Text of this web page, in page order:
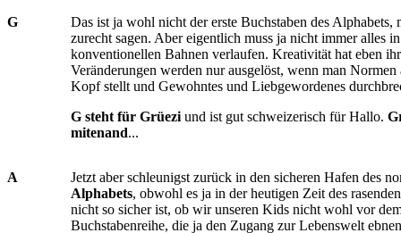
G
Das ist ja wohl nicht der erste Buchstaben des Alphabets,
zurecht sagen. Aber eigentlich muss ja nicht immer alles
konventionellen Bahnen verlaufen. Kreativität hat eben
Veränderungen werden nur ausgelöst, wenn man Normen
Kopf stellt und Gewohntes und Liebgewordenes
G steht für Grüezi und ist gut schweizerisch für Hallo.
mitenand...
A
Jetzt aber schleunigst zurück in den sicheren Hafen des
Alphabets, obwohl es ja in der heutigen Zeit des
nicht so sicher ist, ob wir unseren Kids nicht wohl vor
Buchstabenreihe, die ja den Zugang zur Lebenswelt